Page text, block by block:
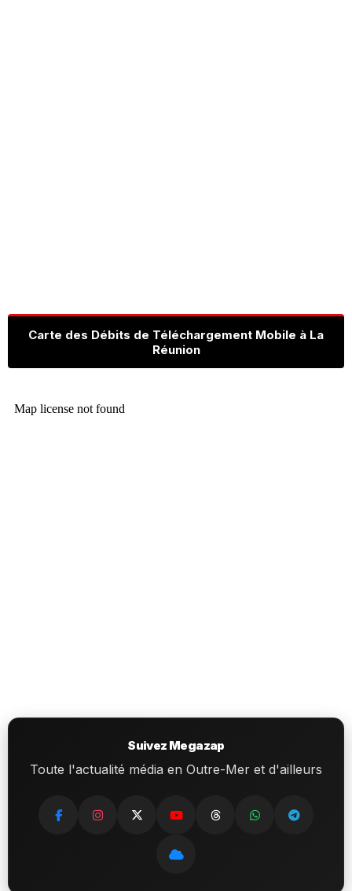
Carte des Débits de Téléchargement Mobile à La
Réunion
Suivez Megazap
Toute l'actualité média en Outre-Mer et d'ailleurs